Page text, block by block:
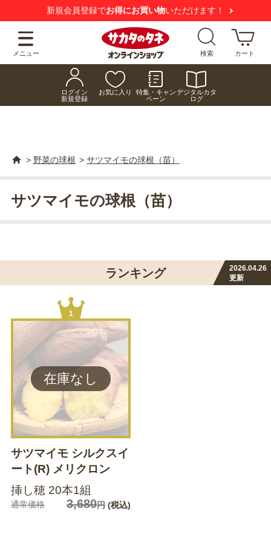
新規会員登録でお得にお買い物いただけます！
メニュー 検索 カート
ログイン
新規登録
お気に入り
特集・キャン
ペーン
デジタルカタ
ログ
> 野菜の球根 > サツマイモの球根（苗）
サツマイモの球根（苗）
ランキング
2026.04.26
更新
1
サツマイモ シルクスイ
ート(R) メリクロン
挿し穂 20本1組
通常価格 3,680円(税込)